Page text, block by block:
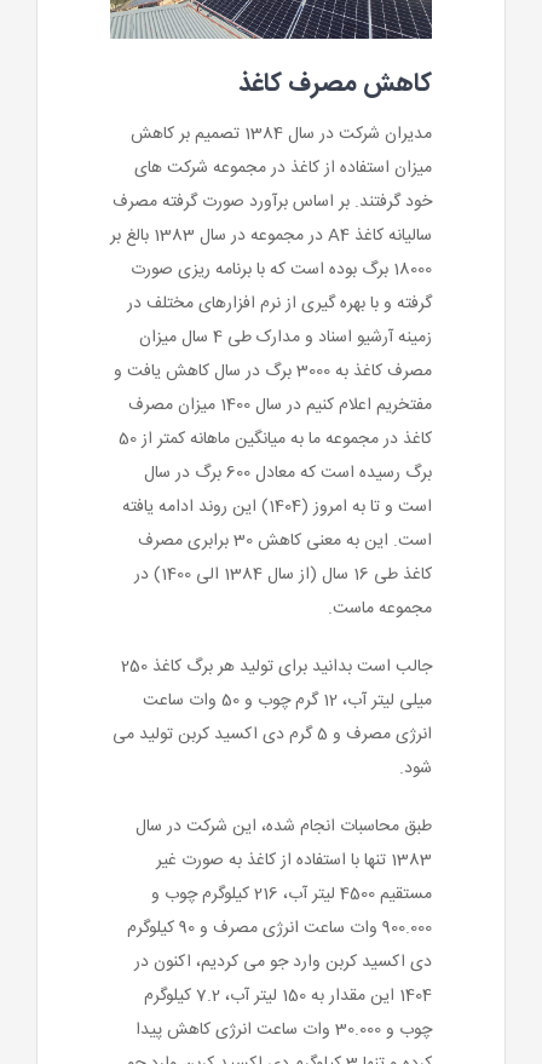
کاهش مصرف کاغذ
مدیران شرکت در سال 1384 تصمیم بر کاهش
میزان استفاده از کاغذ در مجموعه شرکت های
خود گرفتند. بر اساس برآورد صورت گرفته مصرف
سالیانه کاغذ A4 در مجموعه در سال 1383 بالغ بر
18000 برگ بوده است که با برنامه ریزی صورت
گرفته و با بهره گیری از نرم افزارهای مختلف در
زمینه آرشیو اسناد و مدارک طی 4 سال میزان
مصرف کاغذ به 3000 برگ در سال کاهش یافت و
مفتخریم اعلام کنیم در سال 1400 میزان مصرف
کاغذ در مجموعه ما به میانگین ماهانه کمتر از 50
برگ رسیده است که معادل 600 برگ در سال
است و تا به امروز (1404) این روند ادامه یافته
است. این به معنی کاهش 30 برابری مصرف
کاغذ طی 16 سال (از سال 1384 الی 1400) در
مجموعه ماست.
جالب است بدانید برای تولید هر برگ کاغذ 250
میلی لیتر آب، 12 گرم چوب و 50 وات ساعت
انرژی مصرف و 5 گرم دی اکسید کربن تولید می
شود.
طبق محاسبات انجام شده، این شرکت در سال
1383 تنها با استفاده از کاغذ به صورت غیر
مستقیم 4500 لیتر آب، 216 کیلوگرم چوب و
900.000 وات ساعت انرژی مصرف و 90 کیلوگرم
دی اکسید کربن وارد جو می کردیم، اکنون در
1404 این مقدار به 150 لیتر آب، 7.2 کیلوگرم
چوب و 30.000 وات ساعت انرژی کاهش پیدا